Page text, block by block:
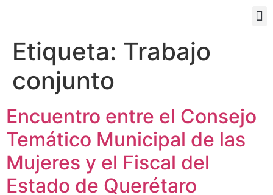
Etiqueta: Trabajo
conjunto
Encuentro entre el Consejo
Temático Municipal de las
Mujeres y el Fiscal del
Estado de Querétaro